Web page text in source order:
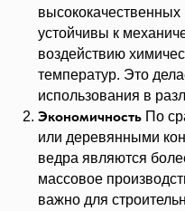
устойчивы к
воздействию
температур. Это
использования в
Экономичность По
или деревянными
ведра являются
массовое
важно для